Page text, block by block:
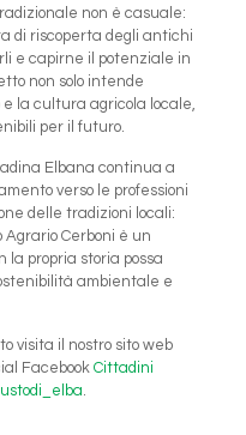
non è casuale:
di riscoperta degli antichi
e capirne il potenziale in
non solo intende
la cultura agricola locale,
per il futuro.
Elbana continua a
verso le professioni
delle tradizioni locali:
Agrario Cerboni è un
la propria storia possa
ambientale e
visita il nostro sito web
Facebook Cittadini
.